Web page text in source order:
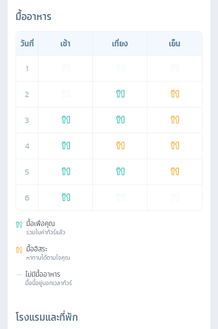
มื้ออาหาร
วันที่ เช้า เที่ยง
เย็น
1
2
3
4
5
6
มื้อเพื่อคุณ
รวมในค่าทัวร์แล้ว
มื้ออิสระ
หาทานได้ตามใจคุณ
— ไม่มีมื้ออาหาร
มื้อนี้อยู่นอกเวลาทัวร์
โรงแรมและที่พัก